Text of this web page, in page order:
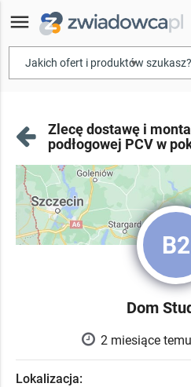
menu
▾
Zlecę dostawę i
podłogowej PCV w
B2
Dom
2 miesiące temu
Lokalizacja: